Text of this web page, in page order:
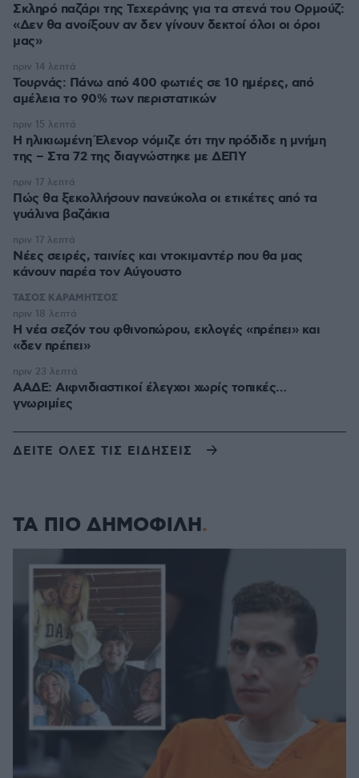
Σκληρό παζάρι της Τεχεράνης για τα στενά του Ορμούζ:
«Δεν θα ανοίξουν αν δεν γίνουν δεκτοί όλοι οι όροι
μας»
Τουρνάς: Πάνω από 400 φωτιές σε 10 ημέρες, από
αμέλεια το 90% των περιστατικών
πριν 14 λεπτά
Η ηλικιωμένη Έλενορ νόμιζε ότι την πρόδιδε η μνήμη
της – Στα 72 της διαγνώστηκε με ΔΕΠΥ
πριν 15 λεπτά
Πώς θα ξεκολλήσουν πανεύκολα οι ετικέτες από τα
γυάλινα βαζάκια
πριν 17 λεπτά
Νέες σειρές, ταινίες και ντοκιμαντέρ που θα μας
κάνουν παρέα τον Αύγουστο
πριν 17 λεπτά
ΤΑΣΟΣ ΚΑΡΑΜΗΤΣΟΣ
Η νέα σεζόν του φθινοπώρου, εκλογές «πρέπει» και
«δεν πρέπει»
πριν 18 λεπτά
ΑΑΔΕ: Αιφνιδιαστικοί έλεγχοι χωρίς τοπικές…
γνωριμίες
πριν 23 λεπτά
ΔΕΙΤΕ ΟΛΕΣ ΤΙΣ ΕΙΔΗΣΕΙΣ
ΤΑ ΠΙΟ ΔΗΜΟΦΙΛΗ